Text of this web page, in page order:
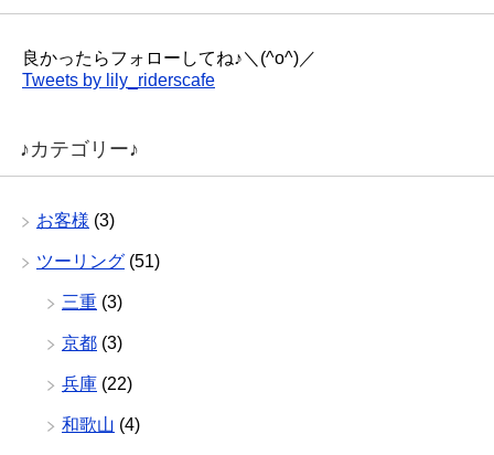
良かったらフォローしてね♪＼(^o^)／
Tweets by lily_riderscafe
♪カテゴリー♪
お客様 (3)
ツーリング (51)
三重 (3)
京都 (3)
兵庫 (22)
和歌山 (4)